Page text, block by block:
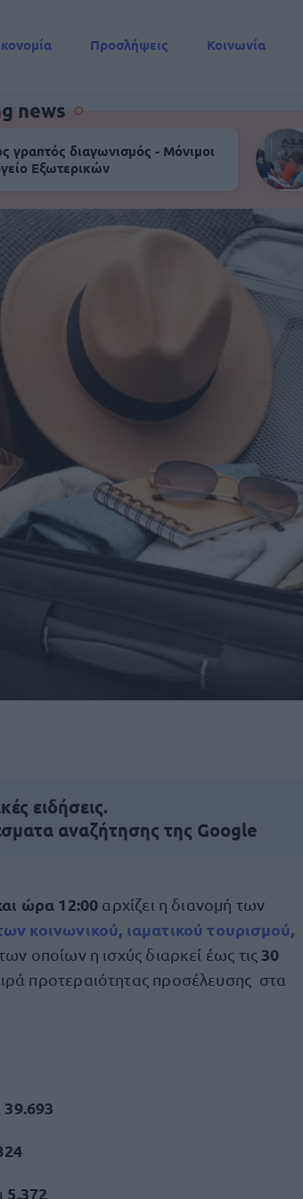
Προσλήψεις Κοινωνία
news
γραπτός διαγωνισμός - Μόνιμοι
Εξωτερικών
ειδήσεις.
αναζήτησης της Google
ώρα 12:00 αρχίζει η διανομή των
κοινωνικού, ιαματικού τουρισμού,
οποίων η ισχύς διαρκεί έως τις 30
προτεραιότητας προσέλευσης στα
39.693
5.372